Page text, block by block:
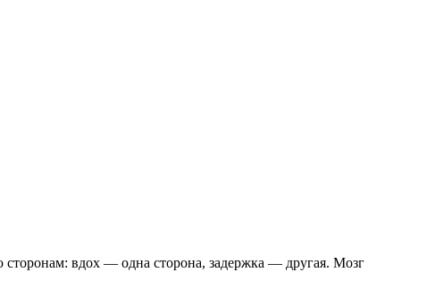
сторонам: вдох — одна сторона, задержка — другая. Мозг